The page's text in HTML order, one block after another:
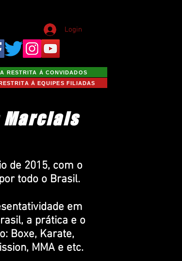
Login
RESTRITA À CONVIDADOS
À EQUIPES FILIADAS
Marciais
de 2015, com o
todo o Brasil.
em
a prática e o
Boxe, Karate,
MMA e etc.